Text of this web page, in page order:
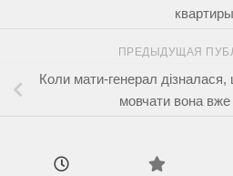
квартиры
ПРЕДЫДУЩАЯ
Коли мати-генерал дізналася,
мовчати вона